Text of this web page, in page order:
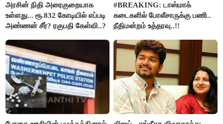
அரசின் நிதி அரைகுறையாக
உள்ளது... ரூ.832 கோடியில் எப்படி
அண்ணன் சீர்? ரகுபதி கேள்வி..?
#BREAKING: டாஸ்மாக்
கடைகளில் போலீசாருக்கு பணி..
நீதிமன்றம் உத்தரவு..!!